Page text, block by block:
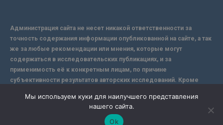
Администрация сайта не несет никакой ответственности за
точность содержания информации опубликованной на сайте, а так
же за любые рекомендации или мнения, которые могут
содержаться в исследовательских публикациях, и за
применимость её к конкретным лицам, по причине
субъективности результатов авторских исследований. Кроме
надежной защиты информации, Сайт не несет ответственности за
Мы используем куки для наилучшего представления
нашего сайта.
Ok